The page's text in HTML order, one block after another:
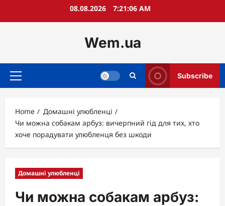
08.08.2026 7:21:07 AM
Wem.ua
Primary
Subscribe
Home
Домашні улюбленці
Чи можна собакам арбуз: вичерпний гід для тих, хто
хоче порадувати улюбленця без шкоди
Домашні улюбленці
Чи можна собакам арбуз: